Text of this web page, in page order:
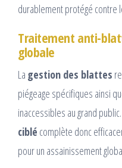
durablement protégé contre
Traitement anti-
globale
La gestion des blattes
piégeage spécifiques ainsi
inaccessibles au grand
ciblé complète donc
pour un assainissement